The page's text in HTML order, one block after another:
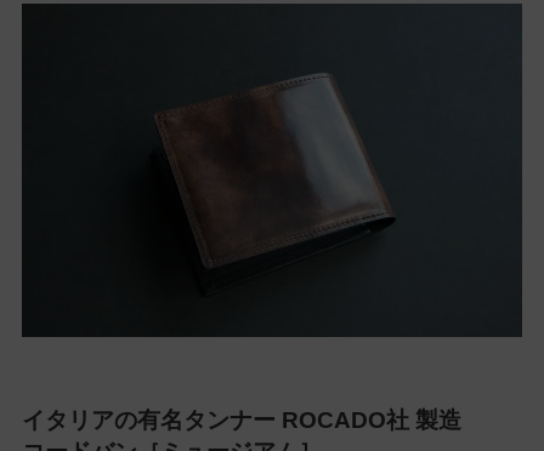
イタリアの有名タンナー ROCADO社 製造